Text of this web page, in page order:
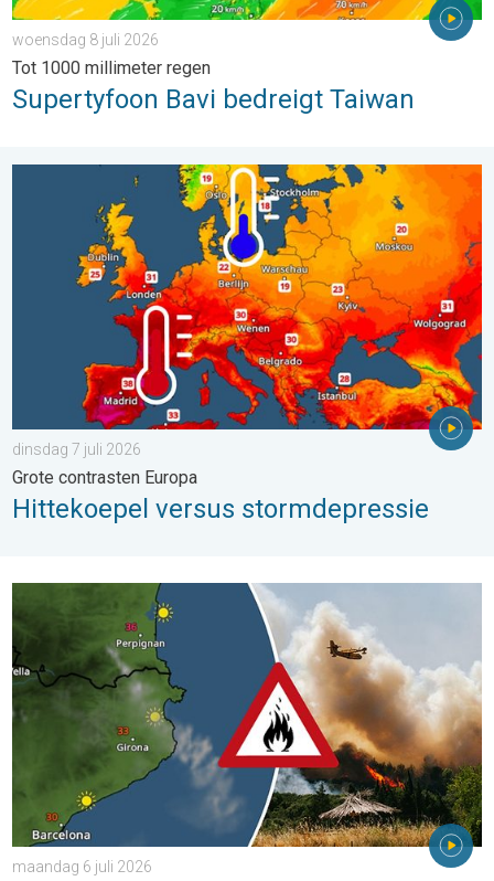
woensdag 8 juli 2026
Tot 1000 millimeter regen
Supertyfoon Bavi bedreigt Taiwan
Hittekoepel versus stormdepressie. Grote contrasten Europa.
dinsdag 7 juli 2026
Grote contrasten Europa
Hittekoepel versus stormdepressie
Bosbranden woeden in Zuid-Europa. Droogte en wind. . .
maandag 6 juli 2026